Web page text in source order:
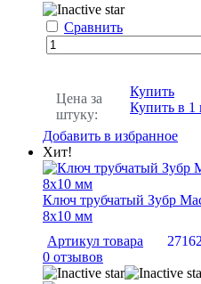
Сравнить
Цена за
штуку:
Купить
Купить в 1
Добавить в избранное
Хит!
Ключ трубчатый Зубр
8х10 мм
Артикул товара
0 отзывов